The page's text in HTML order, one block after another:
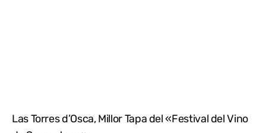
Las Torres d’Osca, Millor Tapa del «Festival del Vino